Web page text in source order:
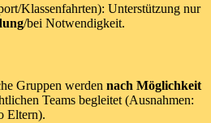
Klassenfahrten): Unterstützung nur
/bei Notwendigkeit.
Gruppen werden nach Möglichkeit
Teams begleitet (Ausnahmen:
Eltern).